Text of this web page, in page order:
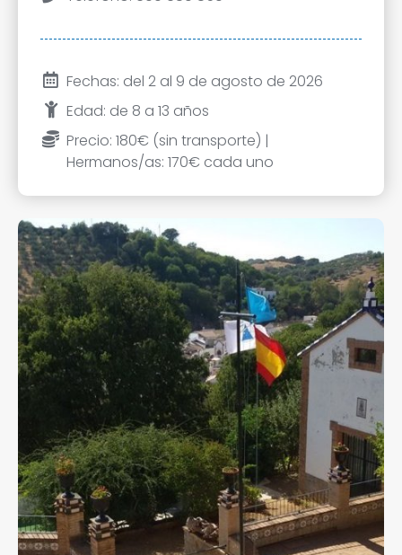
Fechas: del 2 al 9 de agosto de 2026
Edad: de 8 a 13 años
Precio: 180€ (sin transporte) |
Hermanos/as: 170€ cada uno